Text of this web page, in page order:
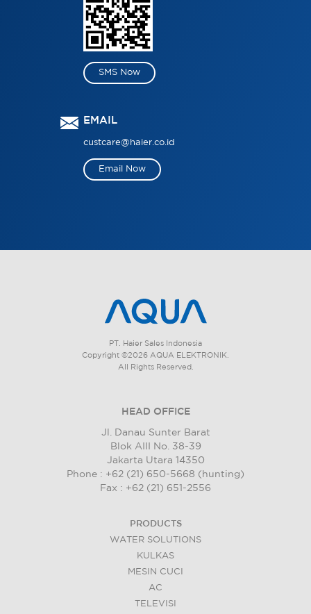
SMS Now
EMAIL
custcare@haier.co.id
Email Now
PT. Haier Sales Indonesia
Copyright ©2026 AQUA ELEKTRONIK.
All Rights Reserved.
HEAD OFFICE
Jl. Danau Sunter Barat
Blok AIII No. 38-39
Jakarta Utara 14350
Phone : +62 (21) 650-5668 (hunting)
Fax : +62 (21) 651-2556
PRODUCTS
WATER SOLUTIONS
KULKAS
MESIN CUCI
AC
TELEVISI